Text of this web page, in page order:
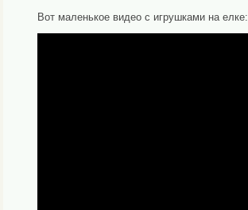
Вот маленькое видео с игрушками на елке: